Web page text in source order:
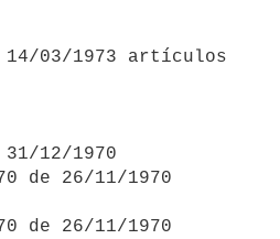
12/1970
de 26/11/1970
de 26/11/1970